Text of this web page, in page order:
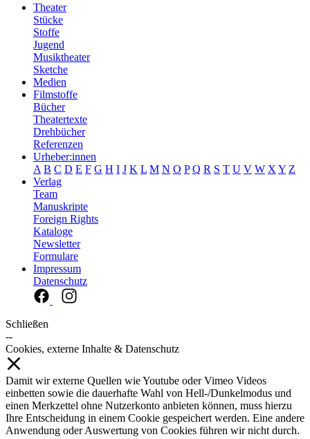
Theater
Stücke
Stoffe
Jugend
Musiktheater
Sketche
Medien
Filmstoffe
Bücher
Theatertexte
Drehbücher
Referenzen
Urheber:innen
A B C D E F G H I J K L M N O P Q R S T U V W X Y Z
Verlag
Team
Manuskripte
Foreign Rights
Kataloge
Newsletter
Formulare
Impressum
Datenschutz
Schließen
--
Cookies, externe Inhalte & Datenschutz
Damit wir externe Quellen wie Youtube oder Vimeo Videos
einbetten sowie die dauerhafte Wahl von Hell-/Dunkelmodus und
einen Merkzettel ohne Nutzerkonto anbieten können, muss hierzu
Ihre Entscheidung in einem Cookie gespeichert werden. Eine andere
Anwendung oder Auswertung von Cookies führen wir nicht durch.